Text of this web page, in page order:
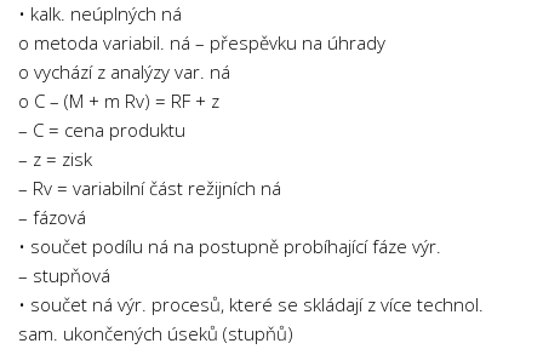
• kalk. neúplných ná
o metoda variabil. ná – přespěvku na úhrady
o vychází z analýzy var. ná
o C – (M + m Rv) = RF + z
– C = cena produktu
– z = zisk
– Rv = variabilní část režijních ná
– fázová
• součet podílu ná na postupně probíhající fáze výr.
– stupňová
• součet ná výr. procesů, které se skládají z více technol.
sam. ukončených úseků (stupňů)